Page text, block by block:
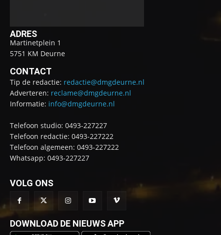
ADRES
Martinetplein 1
5751 KM Deurne
CONTACT
Tip de redactie: redactie@dmgdeurne.nl
Adverteren: reclame@dmgdeurne.nl
Informatie: info@dmgdeurne.nl
Telefoon studio: 0493-227227
Telefoon redactie: 0493-227222
Telefoon algemeen: 0493-227222
Whatsapp: 0493-227227
VOLG ONS
DOWNLOAD DE NIEUWS APP